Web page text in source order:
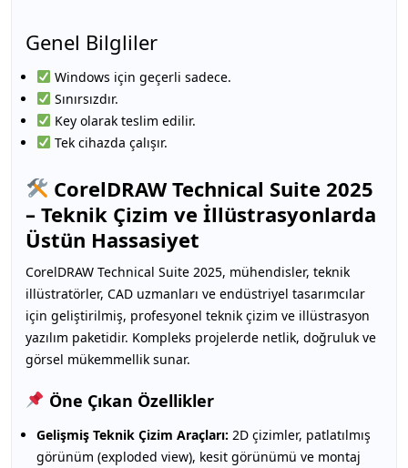
Genel Bilgliler
Windows için geçerli sadece.
Sınırsızdır.
Key olarak teslim edilir.
Tek cihazda çalışır.
CorelDRAW Technical Suite 2025
– Teknik Çizim ve İllüstrasyonlarda
Üstün Hassasiyet
CorelDRAW Technical Suite 2025, mühendisler, teknik
illüstratörler, CAD uzmanları ve endüstriyel tasarımcılar
için geliştirilmiş, profesyonel teknik çizim ve illüstrasyon
yazılım paketidir. Kompleks projelerde netlik, doğruluk ve
görsel mükemmellik sunar.
Öne Çıkan Özellikler
Gelişmiş Teknik Çizim Araçları: 2D çizimler, patlatılmış
görünüm (exploded view), kesit görünümü ve montaj